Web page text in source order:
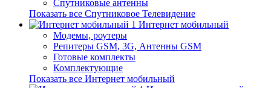
Спутниковые антенны
Показать все Спутниковое Телевидение
Интернет мобильный
Модемы, роутеры
Репитеры GSM, 3G, Антенны GSM
Готовые комплекты
Комплектующие
Показать все Интернет мобильный